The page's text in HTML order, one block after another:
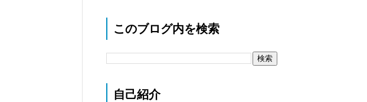
このブログ内を検索
自己紹介